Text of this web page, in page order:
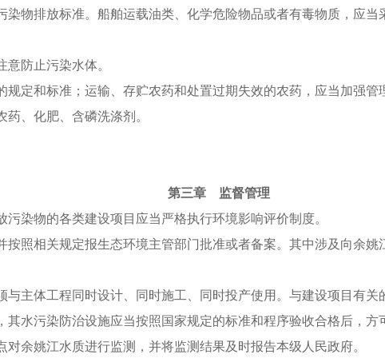
物排放标准。船舶运载油类、化学危险物品或者有毒物质，应
防止污染水体。
定和标准；运输、存贮农药和处置过期失效的农药，应当加强管
、化肥、含磷洗涤剂。
第三章 监督管理
染物的各类建设项目应当严格执行环境影响评价制度。
照相关规定报生态环境主管部门批准或者备案。其中涉及向余
主体工程同时设计、同时施工、同时投产使用。与建设项目有关
水污染防治设施应当按照国家规定的标准和程序验收合格后，方
余姚江水质进行监测，并将监测结果及时报告本级人民政府。